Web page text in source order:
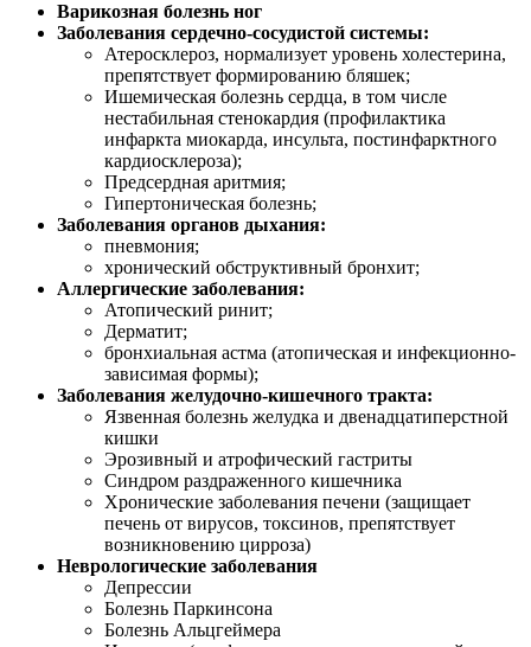
Варикозная болезнь ног
Заболевания сердечно-сосудистой системы:
Атеросклероз, нормализует уровень холестерина,
препятствует формированию бляшек;
Ишемическая болезнь сердца, в том числе
нестабильная стенокардия (профилактика
инфаркта миокарда, инсульта, постинфарктного
кардиосклероза);
Предсердная аритмия;
Гипертоническая болезнь;
Заболевания органов дыхания:
пневмония;
хронический обструктивный бронхит;
Аллергические заболевания:
Атопический ринит;
Дерматит;
бронхиальная астма (атопическая и инфекционно-
зависимая формы);
Заболевания желудочно-кишечного тракта:
Язвенная болезнь желудка и двенадцатиперстной
кишки
Эрозивный и атрофический гастриты
Синдром раздраженного кишечника
Хронические заболевания печени (защищает
печень от вирусов, токсинов, препятствует
возникновению цирроза)
Неврологические заболевания
Депрессии
Болезнь Паркинсона
Болезнь Альцгеймера